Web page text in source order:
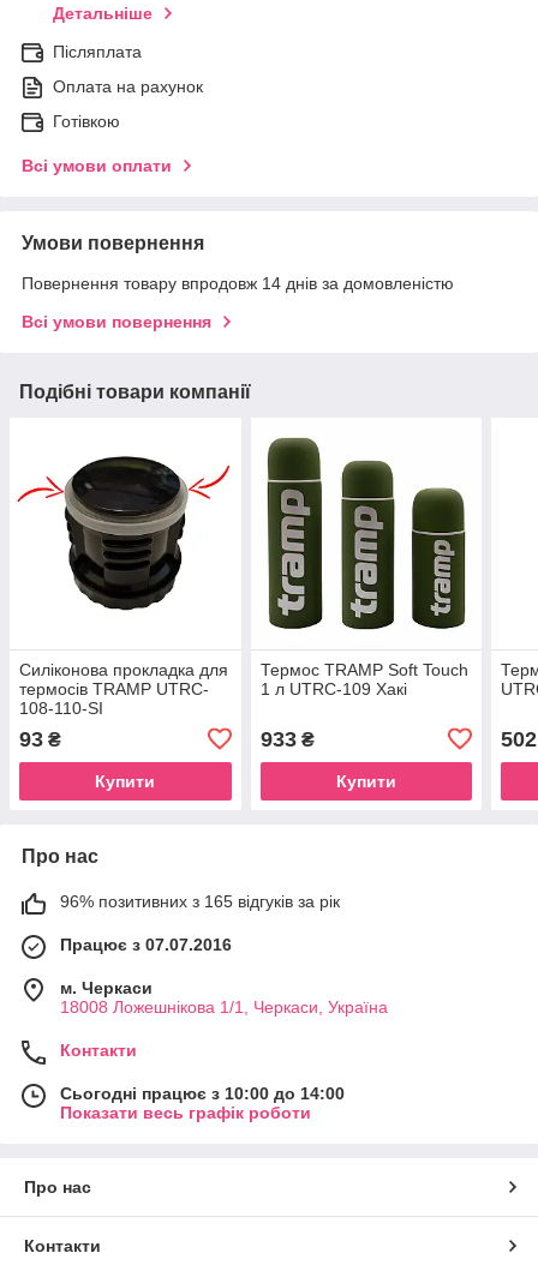
Детальніше
Післяплата
Оплата на рахунок
Готівкою
Всі умови оплати
Умови повернення
Повернення товару впродовж 14 днів за домовленістю
Всі умови повернення
Подібні товари компанії
Силіконова прокладка для
термосів TRAMP UTRC-
108-110-SI
93 ₴
Купити
Термос TRAMP Soft Touch
1 л UTRC-109 Хакі
933₴
Купити
502
Про нас
96% позитивних з 165 відгуків за рік
Працює з 07.07.2016
м. Черкаси
18008 Ложешнікова 1/1, Черкаси, Україна
Контакти
Сьогодні працює з 10:00 до 14:00
Показати весь графік роботи
Про нас
Контакти